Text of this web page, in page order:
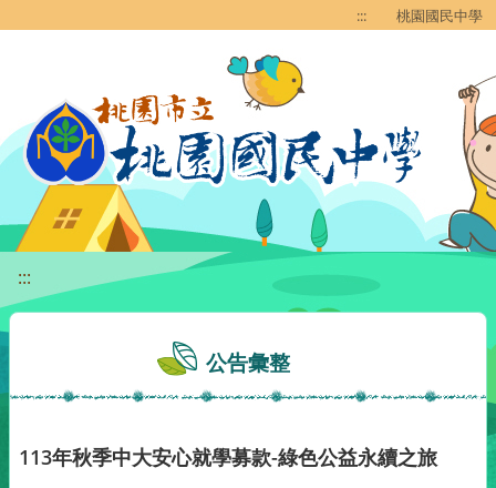
::: 桃園國民中學
:::
公告彙整
113年秋季中大安心就學募款-綠色公益永續之旅